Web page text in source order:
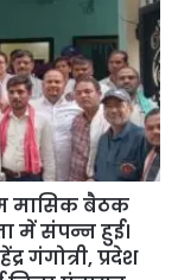
मासिक बैठक
में संपन्न हुई।
गंगोत्री, प्रदेश